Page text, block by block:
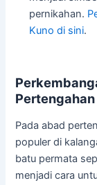
pernikahan.
Kuno di sini.
Pertengahan
Pada abad
populer di
batu permata
menjadi cara